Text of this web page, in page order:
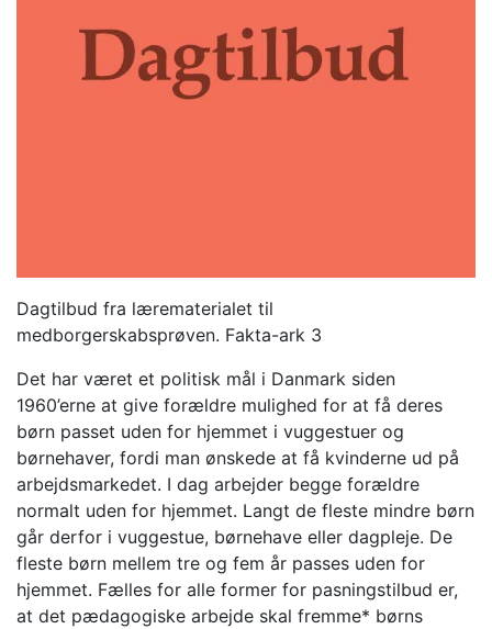
Dagtilbud fra lærematerialet til
medborgerskabsprøven. Fakta-ark 3
Det har været et politisk mål i Danmark siden
1960’erne at give forældre mulighed for at få deres
børn passet uden for hjemmet i vuggestuer og
børnehaver, fordi man ønskede at få kvinderne ud på
arbejdsmarkedet. I dag arbejder begge forældre
normalt uden for hjemmet. Langt de fleste mindre børn
går derfor i vuggestue, børnehave eller dagpleje. De
fleste børn mellem tre og fem år passes uden for
hjemmet. Fælles for alle former for pasningstilbud er,
at det pædagogiske arbejde skal fremme* børns